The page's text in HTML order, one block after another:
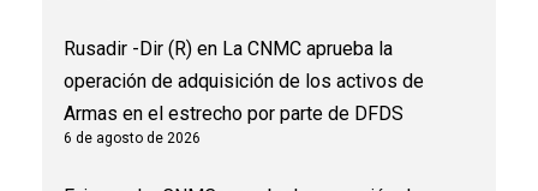
Rusadir -Dir (R) en La CNMC aprueba la
operación de adquisición de los activos de
Armas en el estrecho por parte de DFDS
6 de agosto de 2026